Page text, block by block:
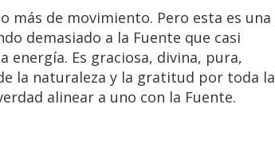
más de movimiento. Pero esta es una
demasiado a la Fuente que casi
energía. Es graciosa, divina, pura,
la naturaleza y la gratitud por toda la
alinear a uno con la Fuente.